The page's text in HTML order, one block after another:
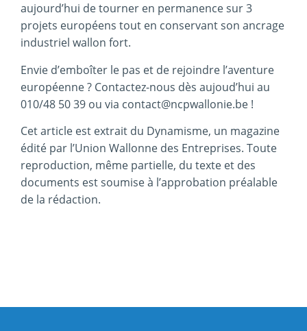
aujourd’hui de tourner en permanence sur 3
projets européens tout en conservant son ancrage
industriel wallon fort.
Envie d’emboîter le pas et de rejoindre l’aventure
européenne ? Contactez-nous dès aujoud’hui au
010/48 50 39 ou via contact@ncpwallonie.be !
Cet article est extrait du Dynamisme, un magazine
édité par l’Union Wallonne des Entreprises. Toute
reproduction, même partielle, du texte et des
documents est soumise à l’approbation préalable
de la rédaction.